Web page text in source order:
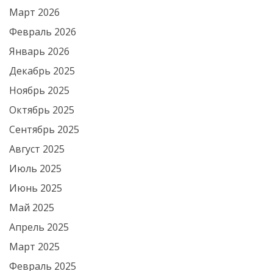
Март 2026
Февраль 2026
Январь 2026
Декабрь 2025
Ноябрь 2025
Октябрь 2025
Сентябрь 2025
Август 2025
Июль 2025
Июнь 2025
Май 2025
Апрель 2025
Март 2025
Февраль 2025